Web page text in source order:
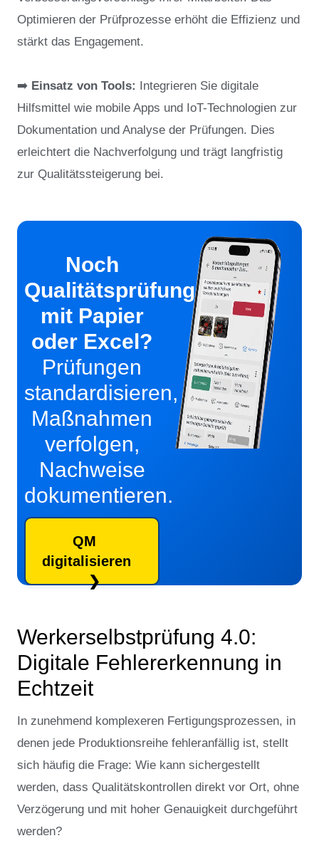
Optimieren der Prüfprozesse erhöht die Effizienz und
stärkt das Engagement.
➡️ Einsatz von Tools: Integrieren Sie digitale
Hilfsmittel wie mobile Apps und IoT-Technologien zur
Dokumentation und Analyse der Prüfungen. Dies
erleichtert die Nachverfolgung und trägt langfristig
zur Qualitätssteigerung bei.
Noch
Qualitätsprüfungen
mit Papier
oder Excel?
Prüfungen
standardisieren,
Maßnahmen
verfolgen,
Nachweise
dokumentieren.
QM
digitalisieren
Werkerselbstprüfung 4.0:
Digitale Fehlererkennung in
Echtzeit
In zunehmend komplexeren Fertigungsprozessen, in
denen jede Produktionsreihe fehleranfällig ist, stellt
sich häufig die Frage: Wie kann sichergestellt
werden, dass Qualitätskontrollen direkt vor Ort, ohne
Verzögerung und mit hoher Genauigkeit durchgeführt
werden?